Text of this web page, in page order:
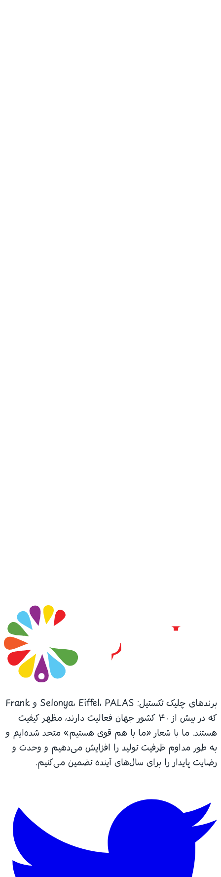
برندهای چلیک تکستیل: Selonya، Eiffel، PALAS و Frank
که در بیش از ۴۰ کشور جهان فعالیت دارند، مظهر کیفیت
هستند. ما با شعار «ما با هم قوی هستیم» متحد شده‌ایم و
به طور مداوم ظرفیت تولید را افزایش می‌دهیم و وحدت و
رضایت پایدار را برای سال‌های آینده تضمین می‌کنیم.